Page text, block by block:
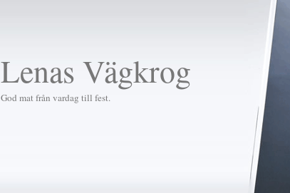
Lenas Vägkrog
God mat från vardag till fest.